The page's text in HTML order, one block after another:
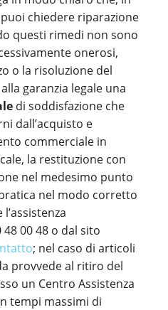
chiedere riparazione
questi rimedi non sono
onerosi,
o la risoluzione del
garanzia legale una
di soddisfazione che
dall’acquisto e
commerciale in
la restituzione con
nel medesimo punto
nel modo corretto
00 48 o dal sito
; nel caso di articoli
provvede al ritiro del
un Centro Assistenza
tempi massimi di